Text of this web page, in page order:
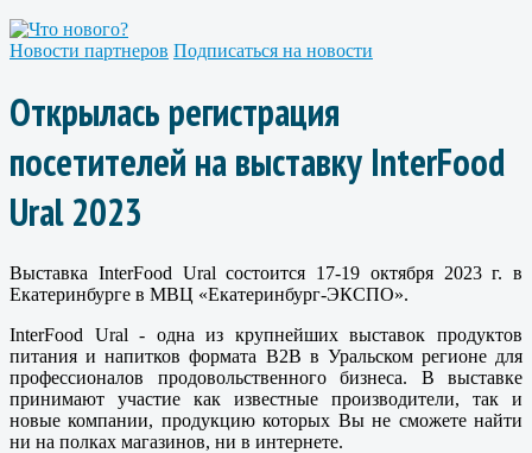
Новости партнеров Подписаться на новости
Открылась регистрация
посетителей на выставку InterFood
Ural 2023
Выставка InterFood Ural состоится 17-19 октября 2023 г. в
Екатеринбурге в МВЦ «Екатеринбург-ЭКСПО».
InterFood Ural - одна из крупнейших выставок продуктов
питания и напитков формата В2В в Уральском регионе для
профессионалов продовольственного бизнеса. В выставке
принимают участие как известные производители, так и
новые компании, продукцию которых Вы не сможете найти
ни на полках магазинов, ни в интернете.